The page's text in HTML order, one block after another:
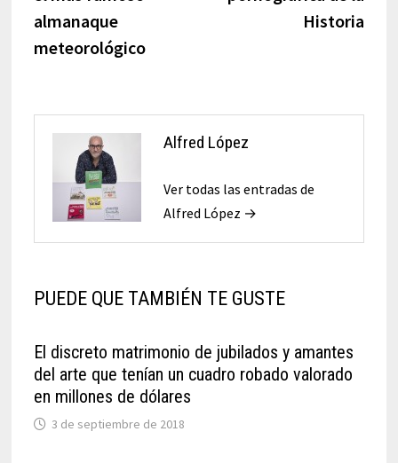
almanaque
meteorológico
Historia
Alfred López
Ver todas las entradas de
Alfred López →
PUEDE QUE TAMBIÉN TE GUSTE
El discreto matrimonio de jubilados y amantes
del arte que tenían un cuadro robado valorado
en millones de dólares
3 de septiembre de 2018